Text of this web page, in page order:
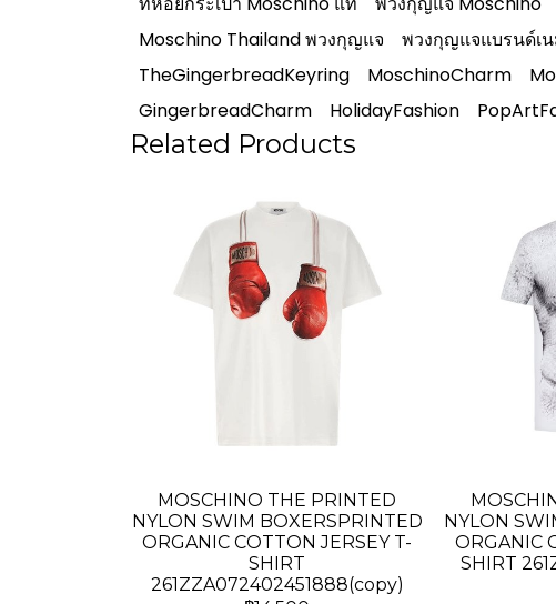
Moschino Thailand พวงกุญแจ
พวงกุญแจแบรนด์เ
TheGingerbreadKeyring
MoschinoCharm
GingerbreadCharm
HolidayFashion
Related Products
MOSCHINO THE PRINTED
NYLON SWIM BOXERSPRINTED
ORGANIC COTTON JERSEY T-
SHIRT
261ZZA072402451888(copy)
NYLON
ORGANIC
SHIRT